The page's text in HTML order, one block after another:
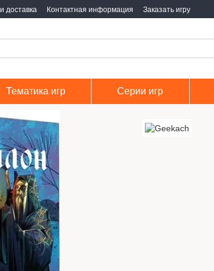
доставка Контактная информация Заказать игру
Тематика игр Серии игр